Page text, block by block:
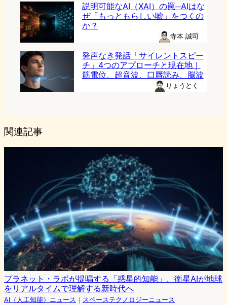
説明可能なAI（XAI）の罠─AIはな
ぜ「もっともらしい嘘」をつくの
か？
寺本 誠司
発声なき発話「サイレントスピー
チ」4つのアプローチと現在地｜
筋電位、超音波、口唇読み、脳波
りょうとく
関連記事
プラネット・ラボが提唱する「惑星的知能」、衛星AIが地球
をリアルタイムで理解する新時代へ
AI（人工知能）ニュース ｜ スペーステクノロジーニュース